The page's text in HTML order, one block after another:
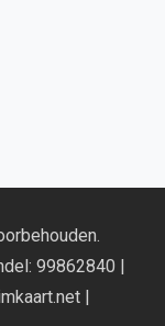
99862840 |
|